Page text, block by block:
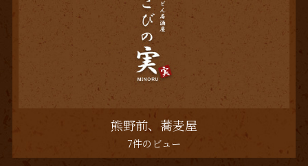
熊野前、蕎麦屋
7件のビュー